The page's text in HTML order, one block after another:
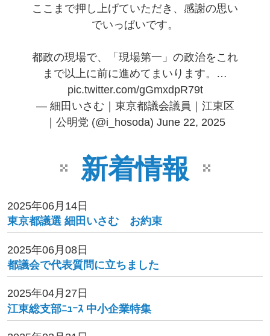
ここまで押し上げていただき、感謝の思い
でいっぱいです。
都政の現場で、「現場第一」の政治をこれ
まで以上に前に進めてまいります。…
pic.twitter.com/gGmxdpR79t
— 細田いさむ｜東京都議会議員｜江東区
｜公明党 (@i_hosoda) June 22, 2025
新着情報
2025年06月14日
東京都議選 細田いさむ お約束
2025年06月08日
都議会で代表質問に立ちました
2025年04月27日
江東総支部ﾆｭｰｽ 中小企業特集